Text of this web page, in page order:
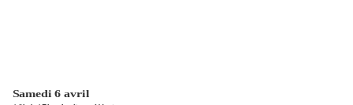
Samedi 6 avril